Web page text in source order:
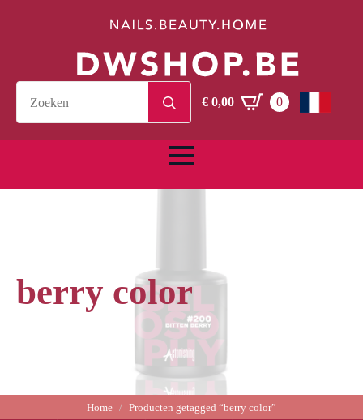
for:€0,00 0
berry color
Home Producten getagged “berry color”